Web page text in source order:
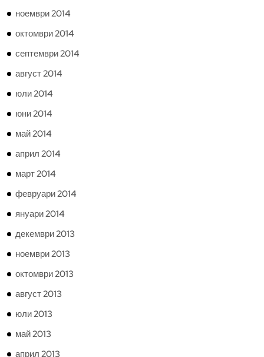
ноември 2014
октомври 2014
септември 2014
август 2014
юли 2014
юни 2014
май 2014
април 2014
март 2014
февруари 2014
януари 2014
декември 2013
ноември 2013
октомври 2013
август 2013
юли 2013
май 2013
април 2013